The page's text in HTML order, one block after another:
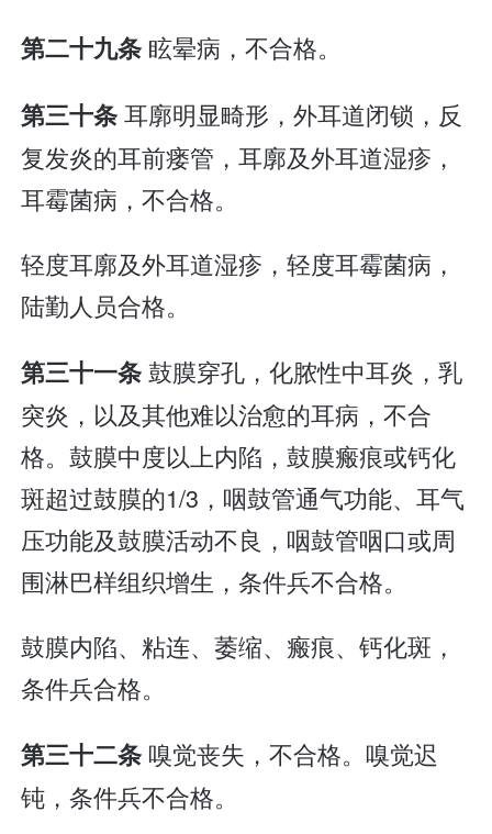
第二十九条 眩晕病，不合格。
第三十条耳廓明显畸形，外耳道闭锁，反
复发炎的耳前瘘管，耳廓及外耳道湿疹，
耳霉菌病，不合格。
轻度耳廓及外耳道湿疹，轻度耳霉菌病，
陆勤人员合格。
第三十一条鼓膜穿孔，化脓性中耳炎，乳
突炎，以及其他难以治愈的耳病，不合
格。鼓膜中度以上内陷，鼓膜瘢痕或钙化
斑超过鼓膜的1/3，咽鼓管通气功能、耳气
压功能及鼓膜活动不良，咽鼓管咽口或周
围淋巴样组织增生，条件兵不合格。
鼓膜内陷、粘连、萎缩、瘢痕、钙化斑，
条件兵合格。
第三十二条 嗅觉丧失，不合格。嗅觉迟
钝，条件兵不合格。